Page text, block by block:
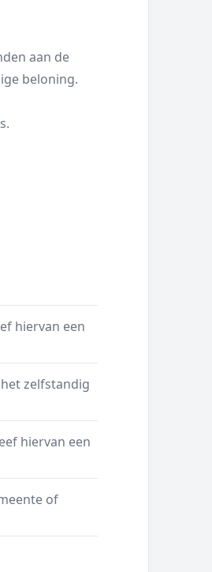
aan de
beloning.
hiervan een
zelfstandig
hiervan een
of